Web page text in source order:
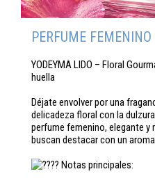
PERFUME
YODEYMA LIDO – Floral
huella
Déjate envolver por una
delicadeza floral con la
perfume femenino, elegante y
buscan destacar con un
Notas principales: